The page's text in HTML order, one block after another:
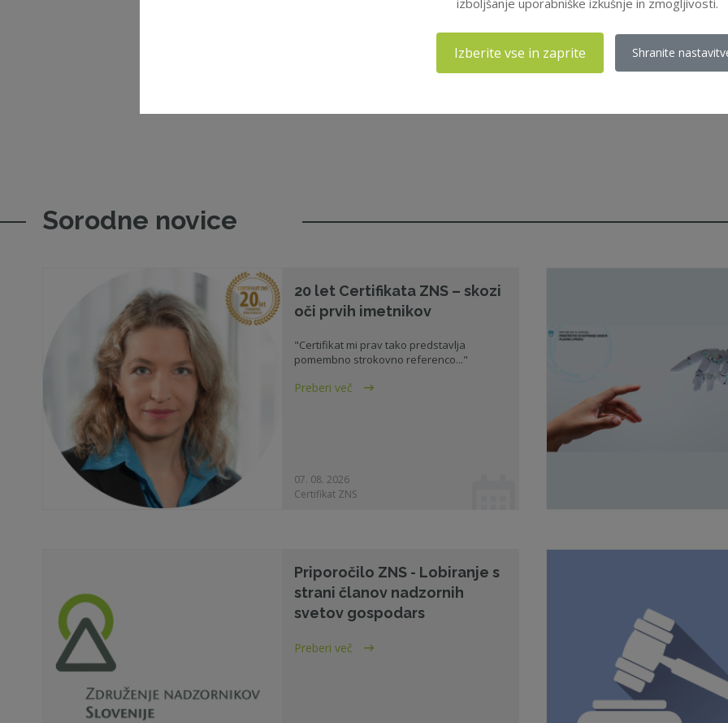
Sorodne novice
20 let Certifikata ZNS – skozi
oči prvih imetnikov
"Certifikat mi prav tako predstavlja
pomembno strokovno referenco..."
Preberi več
07. 08. 2026
Certifikat ZNS
Priporočilo ZNS - Lobiranje s
strani članov nadzornih
svetov gospodars
Preberi več
Izberite vse in zaprite Shranite